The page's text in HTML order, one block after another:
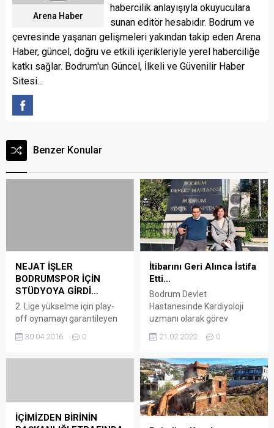
Arena Haber
habercilik anlayışıyla okuyuculara
sunan editör hesabıdır. Bodrum ve
çevresinde yaşanan gelişmeleri yakından takip eden Arena
Haber, güncel, doğru ve etkili içerikleriyle yerel haberciliğe
katkı sağlar. Bodrum'un Güncel, İlkeli ve Güvenilir Haber
Sitesi...
Benzer Konular
NEJAT İŞLER
BODRUMSPOR İÇİN
STÜDYOYA GİRDİ…
2. Lige yükselme için play-
off oynamayı garantileyen
Bodrumspor için, ünlü
Amatör Küme A Grubu’nda
Gümüşlük Gençlikspor’u
30.04.2016 0
İtibarını Geri Alınca İstifa
Etti…
Bodrum Devlet
Hastanesinde Kardiyoloji
uzmanı olarak görev
alınmasının ardından dört yıl
sonrası görevine iade edilen
Kardiyolog Dr.Yasemin
Demirci istifa etti. Arena
Bodrum Haber – Geçtiğimiz
hafta göreve iadesini haber
21.02.2022 0
İÇİMİZDEN BİRİNİN